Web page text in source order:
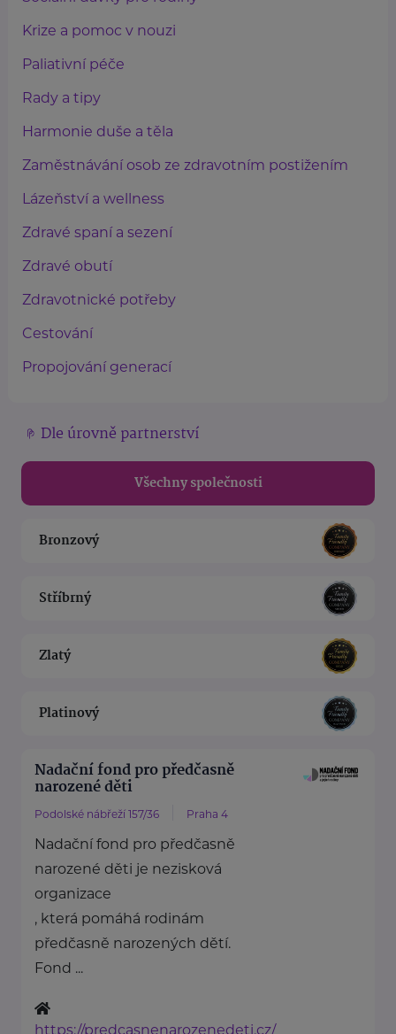
Krize a pomoc v nouzi
Paliativní péče
Rady a tipy
Harmonie duše a těla
Zaměstnávání osob ze zdravotním postižením
Lázeňství a wellness
Zdravé spaní a sezení
Zdravé obutí
Zdravotnické potřeby
Cestování
Propojování generací
Dle úrovně partnerství
Všechny společnosti
Bronzový
Stříbrný
Zlatý
Platinový
Nadační fond pro předčasně
narozené děti
Podolské nábřeží 157/36 Praha 4
Nadační fond pro předčasně
narozené děti je nezisková
organizace
, která pomáhá rodinám
předčasně narozených dětí.
Fond ...
https://predcasnenarozenedeti.cz/